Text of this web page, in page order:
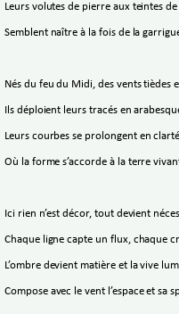
Leurs volutes de pierre aux teintes
Semblent naître à la fois de la
Nés du feu du Midi, des vents tièdes
Ils déploient leurs tracés en
Leurs courbes se prolongent en
Où la forme s’accorde à la terre
Ici rien n’est décor, tout devient
Chaque ligne capte un flux, chaque
L’ombre devient matière et la vive
Compose avec le vent l’espace et sa